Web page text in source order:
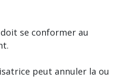
se conformer au
peut annuler la ou